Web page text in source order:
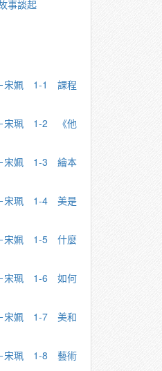
事談起
宋姵 1-1 課程
宋珮 1-2 《他
宋姵 1-3 繪本
宋珮 1-4 美是
宋姵 1-5 什麼
宋珮 1-6 如何
宋姵 1-7 美和
宋珮 1-8 藝術